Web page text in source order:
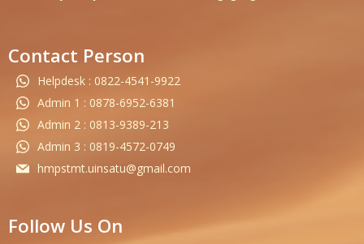
Contact Person
Helpdesk : 0822-4541-9922
Admin 1 : 0878-6952-6381
Admin 2 : 0813-9389-213
Admin 3 : 0819-4572-0749
hmpstmt.uinsatu@gmail.com
Follow Us On